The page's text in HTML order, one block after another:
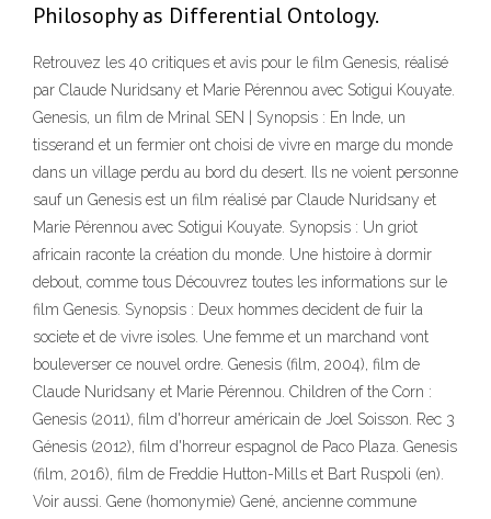
Philosophy as Differential Ontology.
Retrouvez les 40 critiques et avis pour le film Genesis, réalisé
par Claude Nuridsany et Marie Pérennou avec Sotigui Kouyate.
Genesis, un film de Mrinal SEN | Synopsis : En Inde, un
tisserand et un fermier ont choisi de vivre en marge du monde
dans un village perdu au bord du desert. Ils ne voient personne
sauf un Genesis est un film réalisé par Claude Nuridsany et
Marie Pérennou avec Sotigui Kouyate. Synopsis : Un griot
africain raconte la création du monde. Une histoire à dormir
debout, comme tous Découvrez toutes les informations sur le
film Genesis. Synopsis : Deux hommes decident de fuir la
societe et de vivre isoles. Une femme et un marchand vont
bouleverser ce nouvel ordre. Genesis (film, 2004), film de
Claude Nuridsany et Marie Pérennou. Children of the Corn :
Genesis (2011), film d'horreur américain de Joel Soisson. Rec 3
Génesis (2012), film d'horreur espagnol de Paco Plaza. Genesis
(film, 2016), film de Freddie Hutton-Mills et Bart Ruspoli (en).
Voir aussi. Gene (homonymie) Gené, ancienne commune